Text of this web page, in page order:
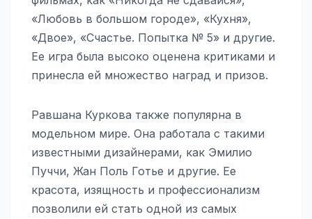
«Любовь в большом городе», «Кухня»,
«Двое», «Счастье. Попытка № 5» и другие.
Ее игра была высоко оценена критиками и
принесла ей множество наград и призов.
Равшана Куркова также популярна в
модельном мире. Она работала с такими
известными дизайнерами, как Эмилио
Пуччи, Жан Поль Готье и другие. Ее
красота, изящность и профессионализм
позволили ей стать одной из самых